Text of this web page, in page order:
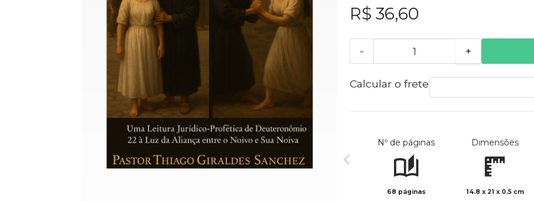
R$ 36,60
- +
Calcular o frete
Nº de páginas
68 páginas
Dimensões
14.8 x 21 x 0.5 cm